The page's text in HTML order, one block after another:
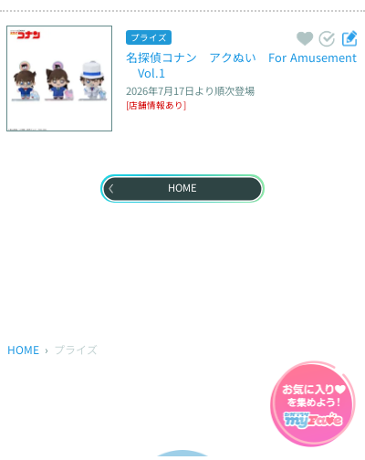
プライズ
名探偵コナン　アクぬい　For Amusement
Vol.1
2026年7月17日より順次登場
[店舗情報あり]
HOME
HOME プライズ